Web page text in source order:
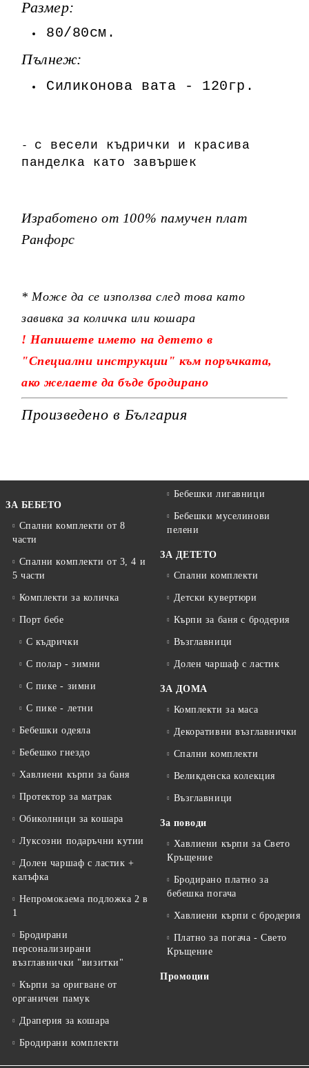
Размер:
80/80см.
Пълнеж:
Силиконова вата - 120гр.
- с весели къдрички и красива
панделка като завършек
Изработено от 100% памучен плат
Ранфорс
* Може да се използва след това като
завивка за количка или кошара
! Напишете името на детето в
"Специални инструкции" към поръчката,
ако желаете да бъде бродирано
Произведено в България
ЗА БЕБЕТО
Спални комплекти от 8
части
Спални комплекти от 3, 4 и
5 части
Комплекти за количка
Порт бебе
С къдрички
С полар - зимни
С пике - зимни
С пике - летни
Бебешки одеяла
Бебешко гнездо
Хавлиени кърпи за баня
Протектор за матрак
Обиколници за кошара
Луксозни подаръчни кутии
Долен чаршаф с ластик +
калъфка
Непромокаема подложка 2 в
1
Бродирани
персонализирани
възглавнички "визитки"
Кърпи за оригване от
органичен памук
Драперия за кошара
Бродирани комплекти
Бебешки лигавници
Бебешки муселинови
пелени
ЗА ДЕТЕТО
Спални комплекти
Детски кувертюри
Кърпи за баня с бродерия
Възглавници
Долен чаршаф с ластик
ЗА ДОМА
Комплекти за маса
Декоративни възглавнички
Спални комплекти
Великденска колекция
Възглавници
За поводи
Хавлиени кърпи за Свето
Кръщение
Бродирано платно за
бебешка погача
Хавлиени кърпи с бродерия
Платно за погача - Свето
Кръщение
Промоции